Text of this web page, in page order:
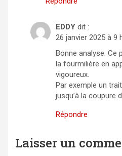
EDDY dit :
26 janvier 2025 à 9
Bonne analyse. Ce
la fourmilière en
vigoureux.
Par exemple un
jusqu’à la coupure
Répondre
Laisser un